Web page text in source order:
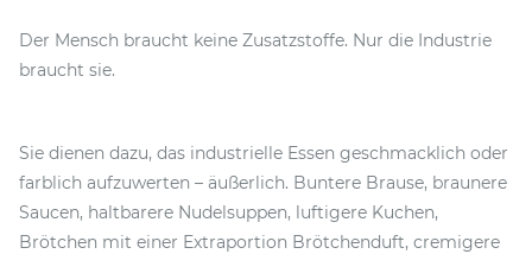
Der Mensch braucht keine Zusatzstoffe. Nur die Industrie
braucht sie.
Sie dienen dazu, das industrielle Essen geschmacklich oder
farblich aufzuwerten – äußerlich. Buntere Brause, braunere
Saucen, haltbarere Nudelsuppen, luftigere Kuchen,
Brötchen mit einer Extraportion Brötchenduft, cremigere